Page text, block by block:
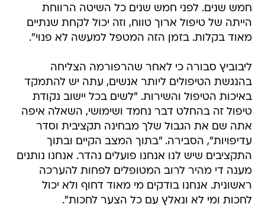
חמש שנים. לפני חמש שנים כל השיטה הרווחת
הייתה של טיפול ארוך טווח, וזה יכול לקחת שנתיים
מאוד בקלות. בזמן הזה המטפל למעשה לא פנוי".
ליבוביץ סבורה כי לאחר שהרפורמה הצליחה
בהנגשת הטיפולים ליותר אנשים, עתה יש להתמקד
באיכות הטיפול והשירות. "לשים בכל יישוב נקודת
טיפול זה בהחלט דבר נחמד ושימושי, השאלה איפה
אתה שם את הגבול שלך מבחינה תקציבית וסדר
עדיפויות", הסבירה. "בתוך המצב הקיים ובתוך
התקציבים שיש לנו אנחנו פועלים נהדר. אנחנו נותנים
מענה די מהיר לרוב המטופלים לפחות להערכה
ראשונית. אנחנו בודקים מי מאוד דחוף ולא יכול
לחכות ומי לא ונאלץ עם כל הצער לחכות".